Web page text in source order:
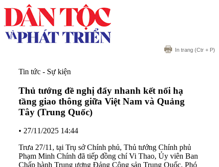
In trang (Ctr + P)
Tin tức - Sự kiện
Thủ tướng đề nghị đẩy nhanh kết nối hạ
tầng giao thông giữa Việt Nam và Quảng
Tây (Trung Quốc)
• 27/11/2025 14:44
Trưa 27/11, tại Trụ sở Chính phủ, Thủ tướng Chính phủ
Phạm Minh Chính đã tiếp đồng chí Vi Thao, Ủy viên Ban
Chấp hành Trung ương Đảng Cộng sản Trung Quốc, Phó